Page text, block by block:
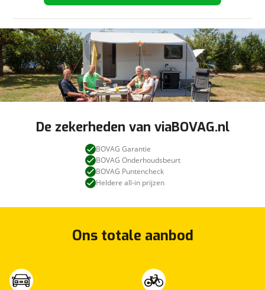
De zekerheden van viaBOVAG.nl
BOVAG Garantie
BOVAG Onderhoudsbeurt
BOVAG Puntencheck
Heldere all-in prijzen
Ons totale aanbod